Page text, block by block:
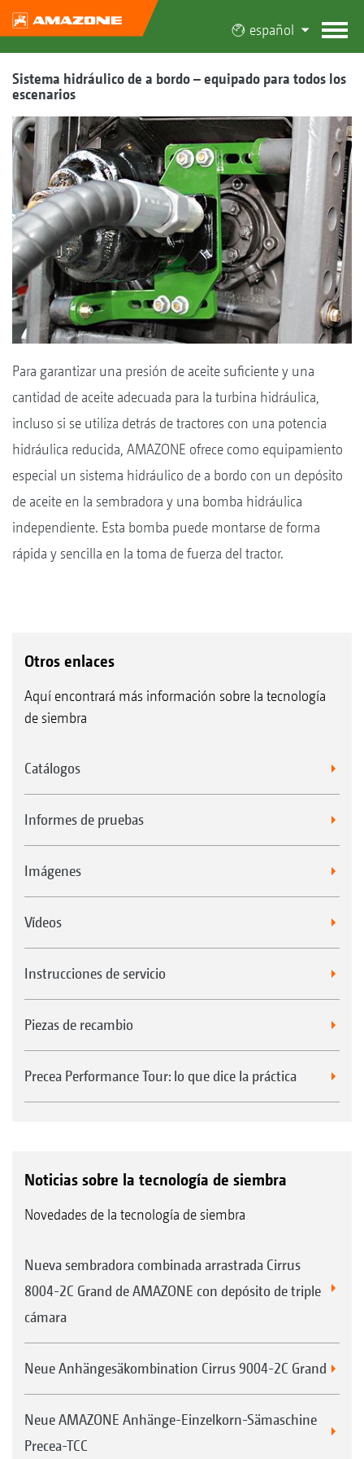
español
Sistema hidráulico de a bordo – equipado para todos los
escenarios
Para garantizar una presión de aceite suficiente y una
cantidad de aceite adecuada para la turbina hidráulica,
incluso si se utiliza detrás de tractores con una potencia
hidráulica reducida, AMAZONE ofrece como equipamiento
especial un sistema hidráulico de a bordo con un depósito
de aceite en la sembradora y una bomba hidráulica
independiente. Esta bomba puede montarse de forma
rápida y sencilla en la toma de fuerza del tractor.
Otros enlaces
Aquí encontrará más información sobre la tecnología
de siembra
Catálogos
Informes de pruebas
Imágenes
Vídeos
Instrucciones de servicio
Piezas de recambio
Precea Performance Tour: lo que dice la práctica
Noticias sobre la tecnología de siembra
Novedades de la tecnología de siembra
Nueva sembradora combinada arrastrada Cirrus
8004-2C Grand de AMAZONE con depósito de triple
cámara
Neue Anhängesäkombination Cirrus 9004-2C Grand
Neue AMAZONE Anhänge-Einzelkorn-Sämaschine
Precea-TCC